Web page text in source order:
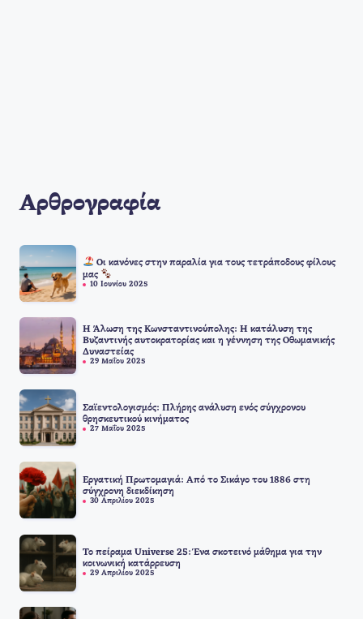
Αρθρογραφία
Οι κανόνες στην παραλία για τους τετράποδους φίλους
μας
10 Ιουνίου 2025
Η Άλωση της Κωνσταντινούπολης: Η κατάλυση της
Βυζαντινής αυτοκρατορίας και η γέννηση της Οθωμανικής
Δυναστείας
29 Μαΐου 2025
Σαϊεντολογισμός: Πλήρης ανάλυση ενός σύγχρονου
θρησκευτικού κινήματος
27 Μαΐου 2025
Εργατική Πρωτομαγιά: Από το Σικάγο του 1886 στη
σύγχρονη διεκδίκηση
30 Απριλίου 2025
Το πείραμα Universe 25: Ένα σκοτεινό μάθημα για την
κοινωνική κατάρρευση
29 Απριλίου 2025